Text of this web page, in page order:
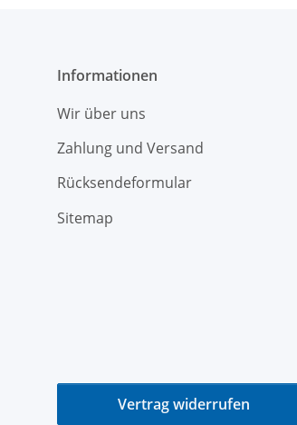
Informationen
Wir über uns
Zahlung und Versand
Rücksendeformular
Sitemap
Vertrag widerrufen